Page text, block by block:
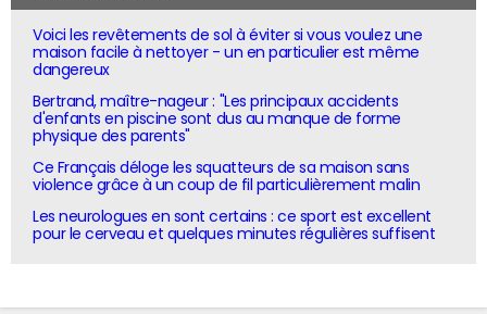
Voici les revêtements de sol à éviter si vous voulez une
maison facile à nettoyer - un en particulier est même
dangereux
Bertrand, maître-nageur : "Les principaux accidents
d'enfants en piscine sont dus au manque de forme
physique des parents"
Ce Français déloge les squatteurs de sa maison sans
violence grâce à un coup de fil particulièrement malin
Les neurologues en sont certains : ce sport est excellent
pour le cerveau et quelques minutes régulières suffisent